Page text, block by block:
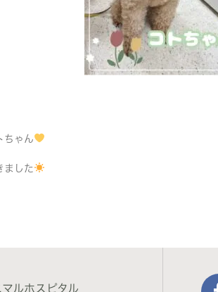
ちゃん
ました
ルホスピタル